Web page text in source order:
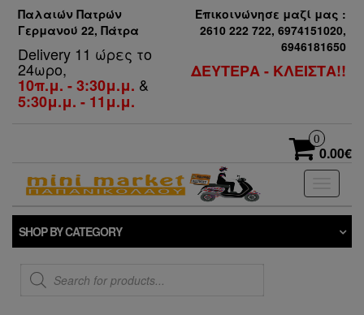
Παλαιών Πατρών
Γερμανού 22, Πάτρα
Delivery 11 ώρες το
24ωρο,
10π.μ. - 3:30μ.μ. &
5:30μ.μ. - 11μ.μ.
Επικοινώνησε μαζί μας :
2610 222 722, 6974151020,
6946181650
ΔΕΥΤΕΡΑ - ΚΛΕΙΣΤΑ!!
0
0.00€
SHOP BY CATEGORY
Products
search